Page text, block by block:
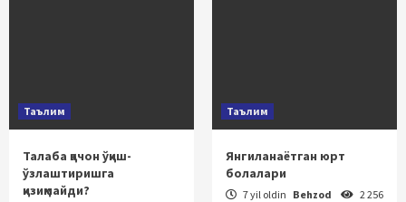
Таълим
Талаба қачон ўқиш-
ўзлаштиришга
қизиқмайди?
Таълим
Янгиланаётган юрт
болалари
7 yil oldin Behzod 2 256